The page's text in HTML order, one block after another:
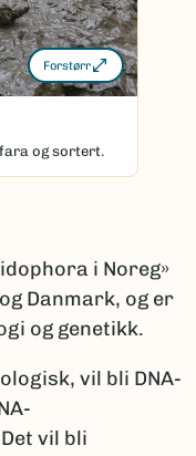
Forstørr
og sortert.
i Noreg»
Danmark, og er
og genetikk.
vil bli DNA-
vil bli